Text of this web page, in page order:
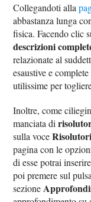
Collegandoti alla
abbastanza lunga
fisica. Facendo clic
descrizioni
relazionate al
esaustive e
utilissime per
Inoltre, come
manciata di
sulla voceRisolutori
pagina con le
di esse potrai
poi premere sul
sezione